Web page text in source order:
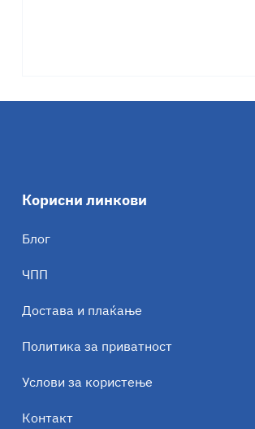
Корисни линкови
Блог
ЧПП
Достава и плаќање
Политика за приватност
Услови за користење
Контакт